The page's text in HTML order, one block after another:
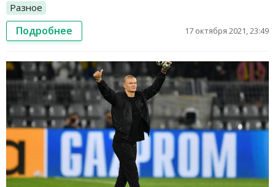
Разное
Подробнее 17 октября 2021, 23:49